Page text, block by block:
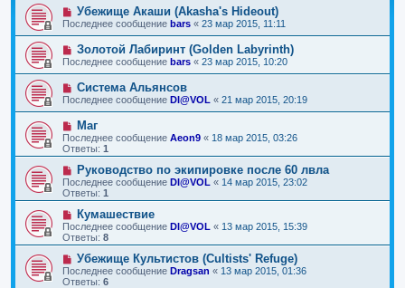
Убежище Акаши (Akasha's Hideout)
Последнее сообщение bars « 23 мар 2015, 11:11
Золотой Лабиринт (Golden Labyrinth)
Последнее сообщение bars « 23 мар 2015, 10:20
Система Альянсов
Последнее сообщение DI@VOL « 21 мар 2015, 20:19
Маг
Последнее сообщение Aeon9 « 18 мар 2015, 03:26
Ответы: 1
Руководство по экипировке после 60 лвла
Последнее сообщение DI@VOL « 14 мар 2015, 23:02
Ответы: 1
Кумашествие
Последнее сообщение DI@VOL « 13 мар 2015, 15:39
Ответы: 8
Убежище Культистов (Cultists' Refuge)
Последнее сообщение Dragsan « 13 мар 2015, 01:36
Ответы: 6